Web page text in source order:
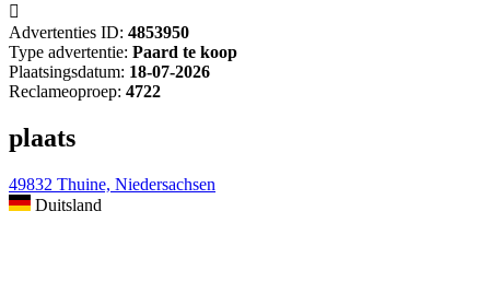

Advertenties ID: 4853950
Type advertentie: Paard te koop
Plaatsingsdatum: 18-07-2026
Reclameoproep: 4722
plaats
49832 Thuine, Niedersachsen
Duitsland